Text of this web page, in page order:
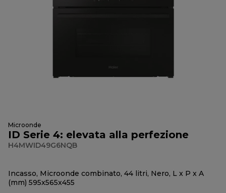
Microonde
ID Serie 4: elevata alla perfezione
H4MWID49G6NQB
Incasso, Microonde combinato, 44 litri, Nero, L x P x A
(mm) 595x565x455